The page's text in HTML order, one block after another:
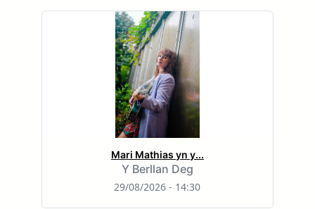
Mari Mathias yn y...
Y Berllan Deg
29/08/2026 - 14:30